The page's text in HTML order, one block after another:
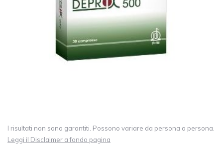
I risultati non sono garantiti. Possono variare da persona a persona.
Leggi il Disclaimer a fondo pagina